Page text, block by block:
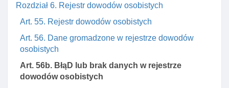
Rozdział 6. Rejestr dowodów osobistych
Art. 55. Rejestr dowodów osobistych
Art. 56. Dane gromadzone w rejestrze dowodów
osobistych
Art. 56b. BłąD lub brak danych w rejestrze
dowodów osobistych